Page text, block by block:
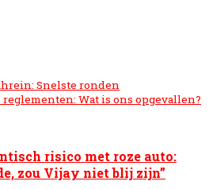
Snelste ronden
reglementen: Wat is ons opgevallen?
risico met roze auto:
zou Vijay niet blij zijn”